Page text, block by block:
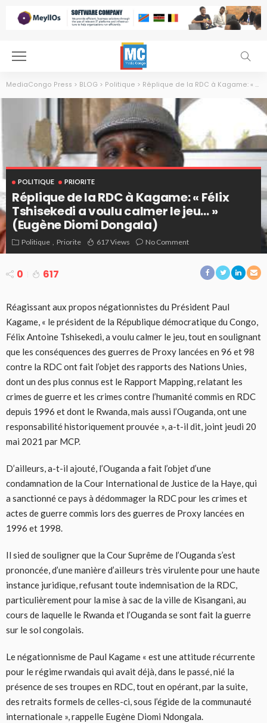
MediaCongo Press > BLOG > Politique > Réplique de la RDC à Kagame: « Félix Tshisekedi a voulu calmer le jeu… » (Eugène Diomi Dongala)
POLITIQUE PRIORITE
Réplique de la RDC à Kagame: « Félix
Tshisekedi a voulu calmer le jeu… »
(Eugène Diomi Dongala)
Politique Priorite 617 Views No Comment
0 617
Réagissant aux propos négationnistes du Président Paul
Kagame, « le président de la République démocratique du Congo,
Félix Antoine Tshisekedi, a voulu calmer le jeu, tout en soulignant
que les conséquences des guerres de Proxy lancées en 96 et 98
contre la RDC ont fait l’objet des rapports des Nations Unies,
dont un des plus connus est le Rapport Mapping, relatant les
crimes de guerre et les crimes contre l’humanité commis en RDC
depuis 1996 et dont le Rwanda, mais aussi l’Ouganda, ont une
responsabilité historiquement prouvée », a-t-il dit, joint jeudi 20
mai 2021 par MCP.
D’ailleurs, a-t-il ajouté, l’Ouganda a fait l’objet d’une
condamnation de la Cour International de Justice de la Haye, qui
a sanctionné ce pays à dédommager la RDC pour les crimes et
actes de guerre commis lors des guerres de Proxy lancées en
1996 et 1998.
Il sied de souligner que la Cour Suprême de l’Ouganda s’est
prononcée, d’une manière d’ailleurs très virulente pour une haute
instance juridique, refusant toute indemnisation de la RDC,
particulièrement pour la mise à sac de la ville de Kisangani, au
cours de laquelle le Rwanda et l’Ouganda se sont fait la guerre
sur le sol congolais.
Le négationnisme de Paul Kagame « est une attitude récurrente
pour le régime rwandais qui avait déjà, dans le passé, nié la
présence de ses troupes en RDC, tout en opérant, par la suite,
des retraits formels de celles-ci, sous l’égide de la communauté
internationale », rappelle Eugène Diomi Ndongala.